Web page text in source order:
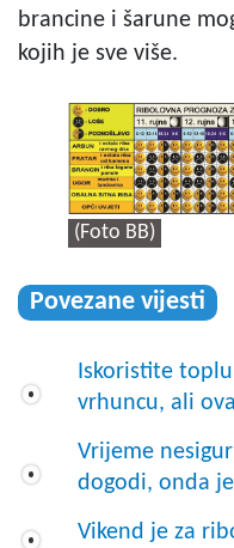
brancine i šarune
kojih je sve više.
(Foto BB)
Povezane vijesti
Iskoristite
vrhuncu, ali
Vrijeme
dogodi, onda
Vikend je za